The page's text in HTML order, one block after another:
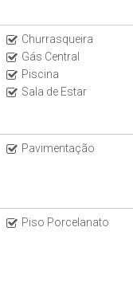
Churrasqueira
Gás Central
Piscina
Sala de Estar
Pavimentação
Piso Porcelanato